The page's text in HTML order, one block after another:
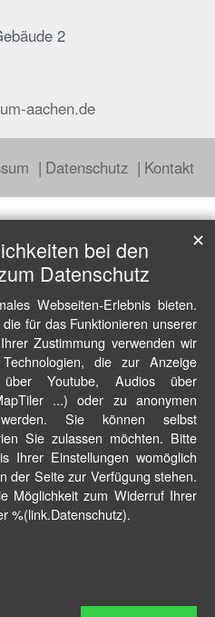
2
aachen.de
Datenschutz Kontakt
bei den
Datenschutz
Webseiten-Erlebnis bieten.
für das Funktionieren unserer
Zustimmung verwenden wir
die zur Anzeige
Youtube, Audios über
...) oder zu anonymen
werden. Sie können selbst
Sie zulassen möchten. Bitte
Ihrer Einstellungen womöglich
der Seite zur Verfügung stehen.
Möglichkeit zum Widerruf Ihrer
%(link.Datenschutz).
✕